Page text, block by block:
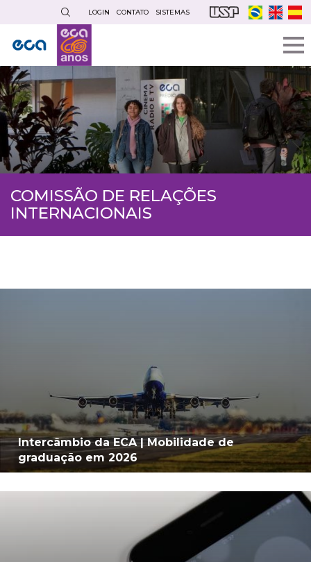
conteúdo
principal
LOGIN CONTATO SISTEMAS
COMISSÃO DE RELAÇÕES
INTERNACIONAIS
Intercâmbio da ECA | Mobilidade de
graduação em 2026